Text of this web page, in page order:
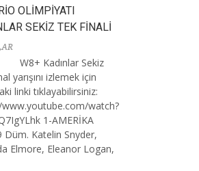
OLİMPİYATI
SEKİZ TEK FİNALİ
W8+ Kadınlar Sekiz
yarışını izlemek için
linki tıklayabilirsiniz:
watch?
1-AMERİKA
Düm. Katelin Snyder,
Elmore, Eleanor Logan,